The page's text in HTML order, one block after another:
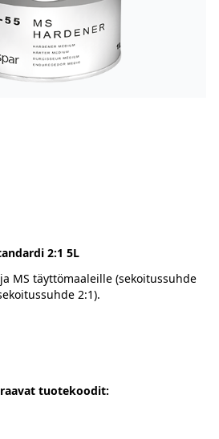
2:1 5L
MS täyttömaaleille (sekoitussuhde
2:1).
tuotekoodit: